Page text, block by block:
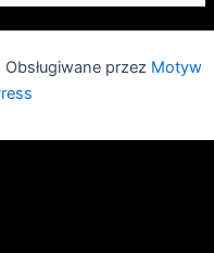
przez Motyw